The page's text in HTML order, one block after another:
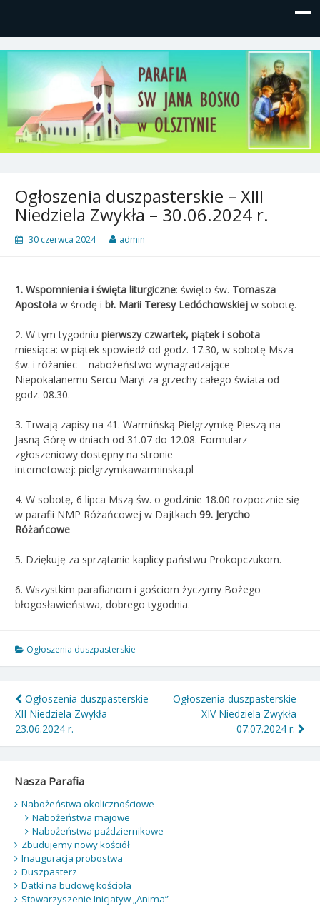
Parafia św, Jana Bosko w
Olsztynie
Gutkowo, ul. Żółkiewskiego 1
Ogłoszenia duszpasterskie – XIII
Niedziela Zwykła – 30.06.2024 r.
30 czerwca 2024 admin
1. Wspomnienia i święta liturgiczne: święto św. Tomasza
Apostoła w środę i bł. Marii Teresy Ledóchowskiej w sobotę.
2. W tym tygodniu pierwszy czwartek, piątek i sobota
miesiąca: w piątek spowiedź od godz. 17.30, w sobotę Msza
św. i różaniec – nabożeństwo wynagradzające
Niepokalanemu Sercu Maryi za grzechy całego świata od
godz. 08.30.
3. Trwają zapisy na 41. Warmińską Pielgrzymkę Pieszą na
Jasną Górę w dniach od 31.07 do 12.08. Formularz
zgłoszeniowy dostępny na stronie
internetowej: pielgrzymkawarminska.pl
4. W sobotę, 6 lipca Mszą św. o godzinie 18.00 rozpocznie się
w parafii NMP Różańcowej w Dajtkach 99. Jerycho
Różańcowe
5. Dziękuję za sprzątanie kaplicy państwu Prokopczukom.
6. Wszystkim parafianom i gościom życzymy Bożego
błogosławieństwa, dobrego tygodnia.
Ogłoszenia duszpasterskie
Nawigacja
wpisu
Ogłoszenia duszpasterskie –
XII Niedziela Zwykła –
23.06.2024 r.
Ogłoszenia duszpasterskie –
XIV Niedziela Zwykła –
07.07.2024 r.
Nasza Parafia
Nabożeństwa okolicznościowe
Nabożeństwa majowe
Nabożeństwa październikowe
Zbudujemy nowy kościół
Inauguracja probostwa
Duszpasterz
Datki na budowę kościoła
Stowarzyszenie Inicjatyw „Anima”